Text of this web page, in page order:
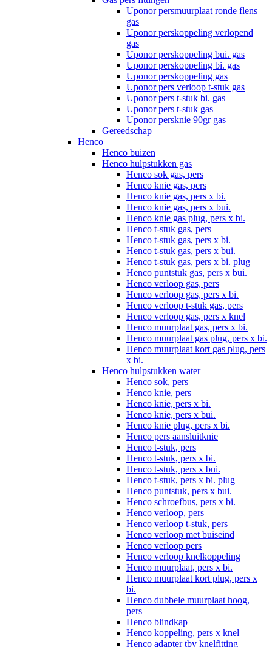
Uponor persmuurplaat ronde flens
gas
Uponor perskoppeling verlopend
gas
Uponor perskoppeling bui. gas
Uponor perskoppeling bi. gas
Uponor perskoppeling gas
Uponor pers verloop t-stuk gas
Uponor pers t-stuk bi. gas
Uponor pers t-stuk gas
Uponor persknie 90gr gas
Gereedschap
Henco
Henco buizen
Henco hulpstukken gas
Henco sok gas, pers
Henco knie gas, pers
Henco knie gas, pers x bi.
Henco knie gas, pers x bui.
Henco knie gas plug, pers x bi.
Henco t-stuk gas, pers
Henco t-stuk gas, pers x bi.
Henco t-stuk gas, pers x bui.
Henco t-stuk gas, pers x bi. plug
Henco puntstuk gas, pers x bui.
Henco verloop gas, pers
Henco verloop gas, pers x bi.
Henco verloop t-stuk gas, pers
Henco verloop gas, pers x knel
Henco muurplaat gas, pers x bi.
Henco muurplaat gas plug, pers x bi.
Henco muurplaat kort gas plug, pers
x bi.
Henco hulpstukken water
Henco sok, pers
Henco knie, pers
Henco knie, pers x bi.
Henco knie, pers x bui.
Henco knie plug, pers x bi.
Henco pers aansluitknie
Henco t-stuk, pers
Henco t-stuk, pers x bi.
Henco t-stuk, pers x bui.
Henco t-stuk, pers x bi. plug
Henco puntstuk, pers x bui.
Henco schroefbus, pers x bi.
Henco verloop, pers
Henco verloop t-stuk, pers
Henco verloop met buiseind
Henco verloop pers
Henco verloop knelkoppeling
Henco muurplaat, pers x bi.
Henco muurplaat kort plug, pers x
bi.
Henco dubbele muurplaat hoog,
pers
Henco blindkap
Henco koppeling, pers x knel
Henco adapter tbv knelfitting